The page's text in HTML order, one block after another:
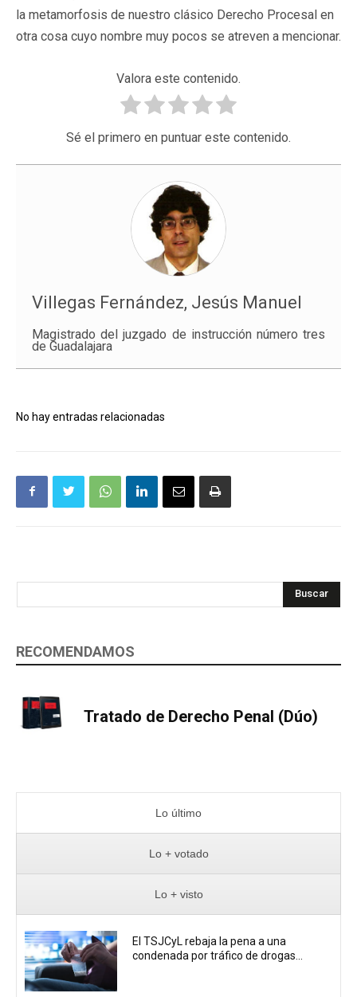
la metamorfosis de nuestro clásico Derecho Procesal en
otra cosa cuyo nombre muy pocos se atreven a mencionar.
Valora este contenido.
Sé el primero en puntuar este contenido.
Villegas Fernández, Jesús Manuel
Magistrado del juzgado de instrucción número tres
de Guadalajara
No hay entradas relacionadas
Buscar
RECOMENDAMOS
Tratado de Derecho Penal (Dúo)
Lo último
Lo + votado
Lo + visto
El TSJCyL rebaja la pena a una
condenada por tráfico de drogas...